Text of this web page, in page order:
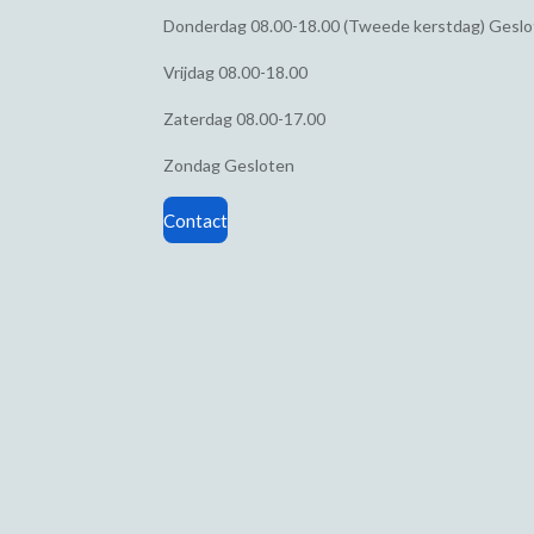
Donderdag08.00-18.00 (Tweede kerstdag)
Vrijdag08.00-18.00
Zaterdag08.00-17.00
ZondagGesloten
Contact